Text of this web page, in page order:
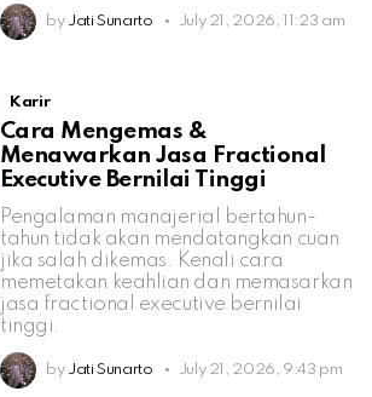
by Jati Sunarto July 21, 2026, 11:23 am
Karir
Cara Mengemas &
Menawarkan Jasa Fractional
Executive Bernilai Tinggi
Pengalaman manajerial bertahun-
tahun tidak akan mendatangkan cuan
jika salah dikemas. Kenali cara
memetakan keahlian dan memasarkan
jasa fractional executive bernilai
tinggi.
by Jati Sunarto July 21, 2026, 9:43 pm